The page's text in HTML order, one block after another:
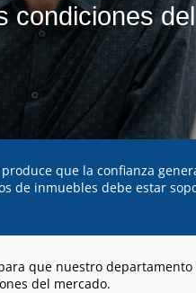
condiciones
que la confianza
de inmuebles debe estar
que nuestro
del mercado.